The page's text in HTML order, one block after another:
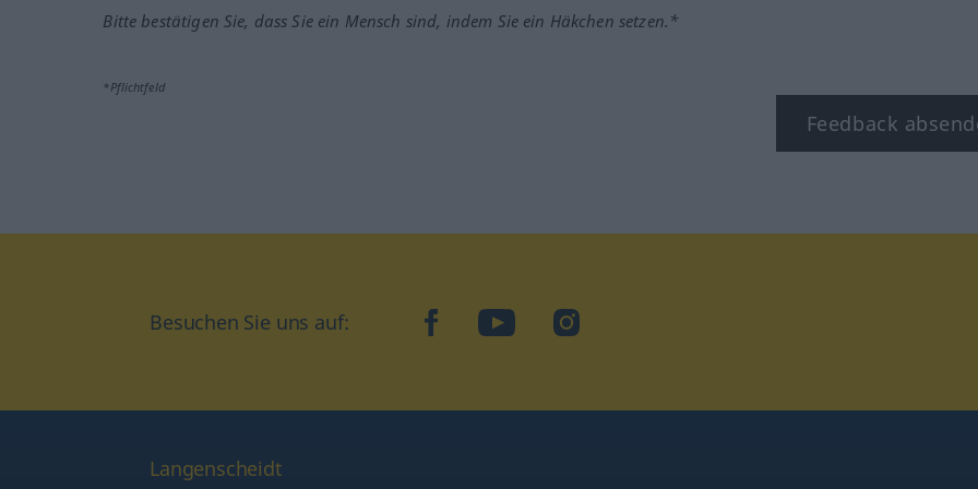
Bitte bestätigen Sie, dass Sie ein Mensch sind, indem Sie ein Häkchen setzen.*
*Pflichtfeld
Feedback
Besuchen Sie uns auf: facebookYouTubeInstagram
Langenscheidt